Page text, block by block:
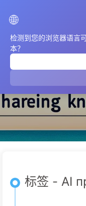
🌐
检测到您的浏览器语言
本？
AI
标签 - AI